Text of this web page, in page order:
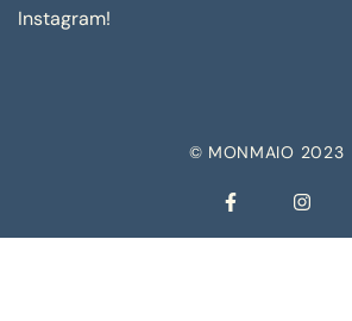
Instagram!
© MONMAIO 2023